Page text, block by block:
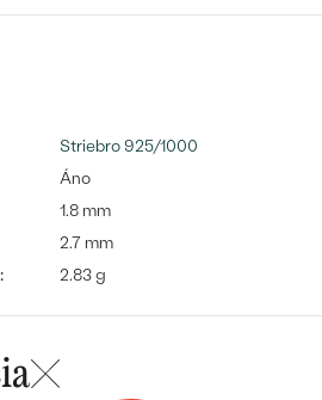
PREZRIEŤ
Striebro 925/1000
Áno
1.8 mm
2.7 mm
2.83 g